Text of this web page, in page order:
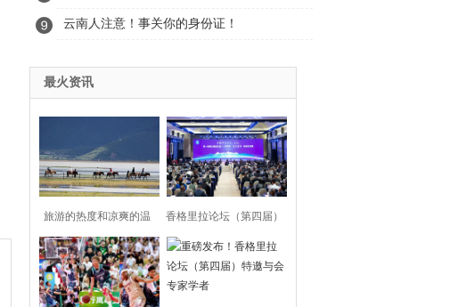
云南人注意！事关你的身份证！
最火资讯
旅游的热度和凉爽的温
度，我全都要！
香格里拉论坛（第四届）